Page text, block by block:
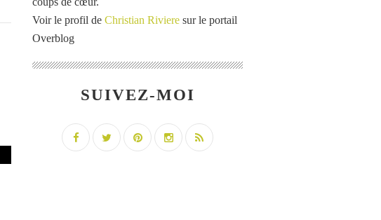
Voir le profil de Christian Riviere sur le portail
Overblog
SUIVEZ-MOI